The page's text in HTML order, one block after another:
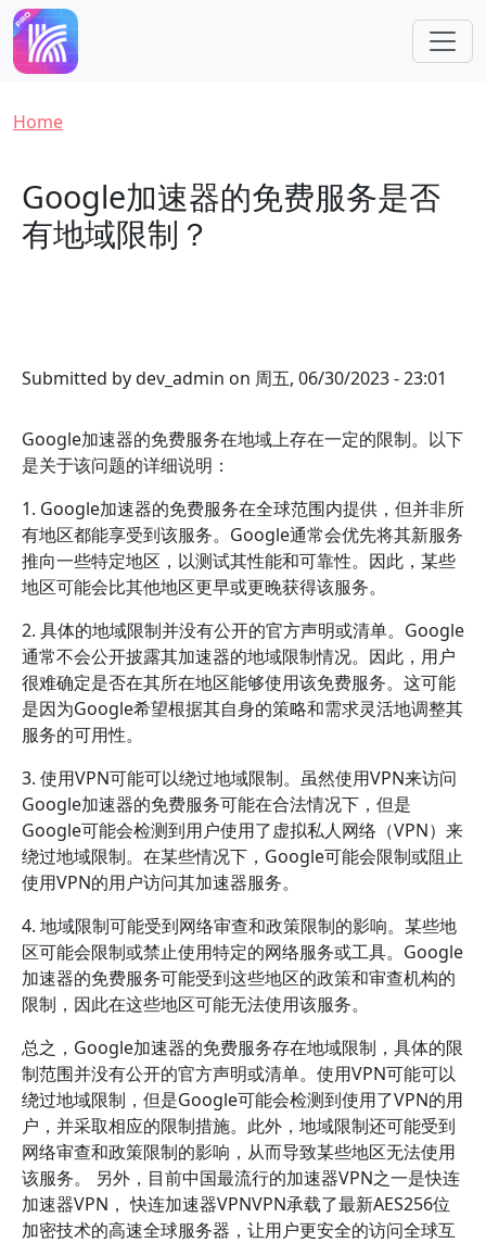
Skip to main content
Breadcrumb
Home
Google加速器的免费服务是否
有地域限制？
Submitted bydev_admin on 周五, 06/30/2023 - 23:01
Google加速器的免费服务在地域上存在一定的限制。以下
是关于该问题的详细说明：
1. Google加速器的免费服务在全球范围内提供，但并非所
有地区都能享受到该服务。Google通常会优先将其新服务
推向一些特定地区，以测试其性能和可靠性。因此，某些
地区可能会比其他地区更早或更晚获得该服务。
2. 具体的地域限制并没有公开的官方声明或清单。Google
通常不会公开披露其加速器的地域限制情况。因此，用户
很难确定是否在其所在地区能够使用该免费服务。这可能
是因为Google希望根据其自身的策略和需求灵活地调整其
服务的可用性。
3. 使用VPN可能可以绕过地域限制。虽然使用VPN来访问
Google加速器的免费服务可能在合法情况下，但是
Google可能会检测到用户使用了虚拟私人网络（VPN）来
绕过地域限制。在某些情况下，Google可能会限制或阻止
使用VPN的用户访问其加速器服务。
4. 地域限制可能受到网络审查和政策限制的影响。某些地
区可能会限制或禁止使用特定的网络服务或工具。Google
加速器的免费服务可能受到这些地区的政策和审查机构的
限制，因此在这些地区可能无法使用该服务。
总之，Google加速器的免费服务存在地域限制，具体的限
制范围并没有公开的官方声明或清单。使用VPN可能可以
绕过地域限制，但是Google可能会检测到使用了VPN的用
户，并采取相应的限制措施。此外，地域限制还可能受到
网络审查和政策限制的影响，从而导致某些地区无法使用
该服务。 另外，目前中国最流行的加速器VPN之一是快连
加速器VPN， 快连加速器VPNVPN承载了最新AES256位
加密技术的高速全球服务器，让用户更安全的访问全球互